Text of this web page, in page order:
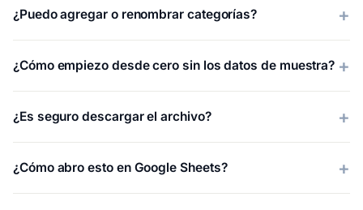
¿Puedo agregar o renombrar categorías?
¿Cómo empiezo desde cero sin los datos de muestra?
¿Es seguro descargar el archivo?
¿Cómo abro esto en Google Sheets?